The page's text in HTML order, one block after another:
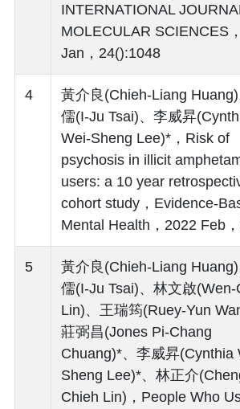
INTERNATIONAL
MOLECULAR SCIENCES
Jan，24():1048
4
黃介良(Chieh-Liang
儒(I-Ju Tsai)、李威昇
Wei-Sheng Lee)*，Risk of
psychosis in illicit
users: a 10 year
cohort study，Evidence-
Mental Health，2022 Feb
5
黃介良(Chieh-Liang
儒(I-Ju Tsai)、林文啟(Wen-
Lin)、王瑞筠(Ruey-Yun
莊弼昌(Jones Pi-Chang
Chuang)*、李威昇(Cynthia
Sheng Lee)*、林正介
Chieh Lin)，People Who